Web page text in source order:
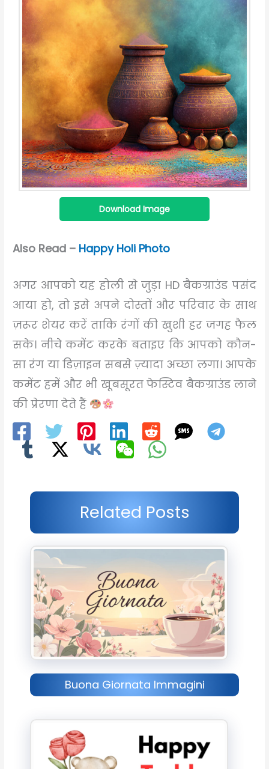
Download Image
Also Read – Happy Holi Photo
अगर आपको यह होली से जुड़ा HD बैकग्राउंड पसंद
आया हो, तो इसे अपने दोस्तों और परिवार के साथ
ज़रूर शेयर करें ताकि रंगों की खुशी हर जगह फैल
सके। नीचे कमेंट करके बताइए कि आपको कौन-
सा रंग या डिज़ाइन सबसे ज़्यादा अच्छा लगा। आपके
कमेंट हमें और भी खूबसूरत फेस्टिव बैकग्राउंड लाने
की प्रेरणा देते हैं
Related Posts
Buona Giornata Immagini